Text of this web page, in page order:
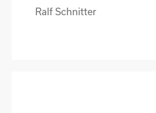
Ralf Schnitter